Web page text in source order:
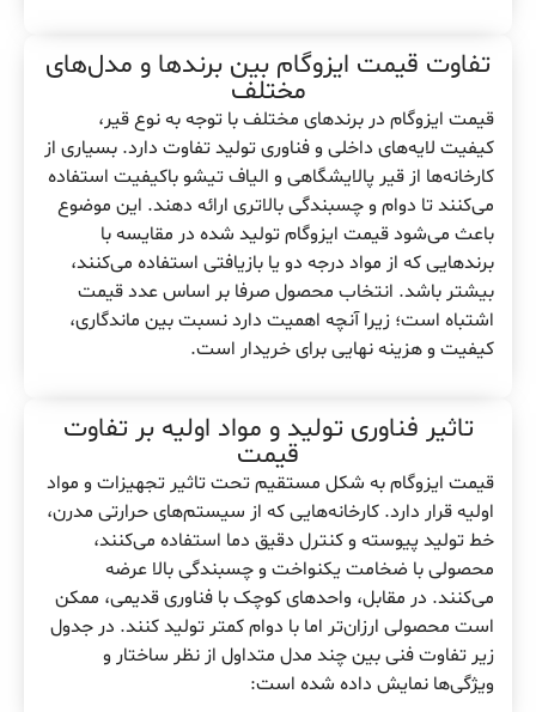
تفاوت قیمت ایزوگام بین برندها و مدل‌های
مختلف
قیمت ایزوگام در برندهای مختلف با توجه به نوع قیر،
کیفیت لایه‌های داخلی و فناوری تولید تفاوت دارد. بسیاری از
کارخانه‌ها از قیر پالایشگاهی و الیاف تیشو باکیفیت استفاده
می‌کنند تا دوام و چسبندگی بالاتری ارائه دهند. این موضوع
باعث می‌شود قیمت ایزوگام تولید شده در مقایسه با
برندهایی که از مواد درجه دو یا بازیافتی استفاده می‌کنند،
بیشتر باشد. انتخاب محصول صرفا بر اساس عدد قیمت
اشتباه است؛ زیرا آنچه اهمیت دارد نسبت بین ماندگاری،
کیفیت و هزینه نهایی برای خریدار است.
تاثیر فناوری تولید و مواد اولیه بر تفاوت
قیمت
قیمت ایزوگام به شکل مستقیم تحت تاثیر تجهیزات و مواد
اولیه قرار دارد. کارخانه‌هایی که از سیستم‌های حرارتی مدرن،
خط تولید پیوسته و کنترل دقیق دما استفاده می‌کنند،
محصولی با ضخامت یکنواخت و چسبندگی بالا عرضه
می‌کنند. در مقابل، واحدهای کوچک با فناوری قدیمی، ممکن
است محصولی ارزان‌تر اما با دوام کمتر تولید کنند. در جدول
زیر تفاوت فنی بین چند مدل متداول از نظر ساختار و
ویژگی‌ها نمایش داده شده است: